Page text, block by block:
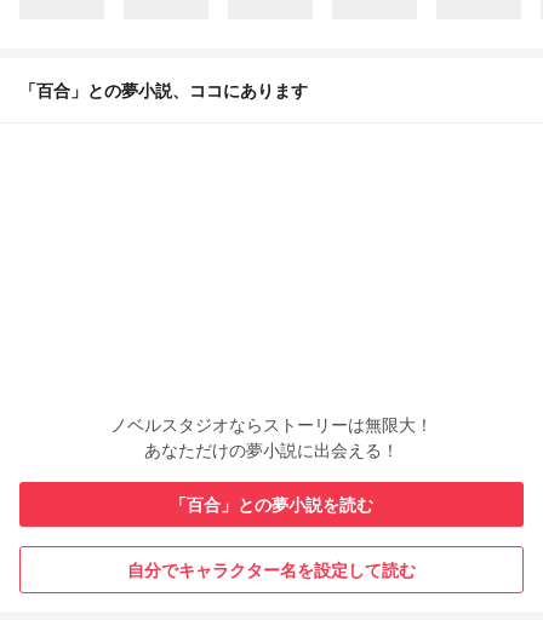
「百合」との夢小説、ココにあります
ノベルスタジオならストーリーは無限大！
あなただけの夢小説に出会える！
「百合」との夢小説を読む
自分でキャラクター名を設定して読む